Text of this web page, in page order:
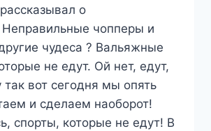
о
Неправильные чопперы и
чудеса ? Вальяжные
не едут. Ой нет, едут,
вот сегодня мы опять
и сделаем наоборот!
спорты, которые не едут! В